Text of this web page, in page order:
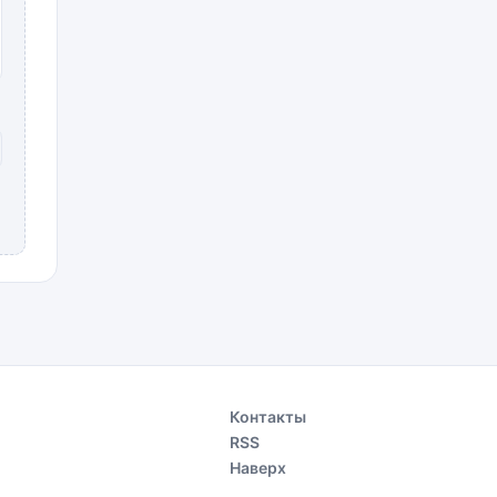
Контакты
RSS
Наверх